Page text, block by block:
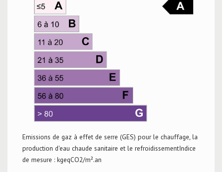
Emissions de gaz à effet de serre (GES) pour le chauffage, la
production d'eau chaude sanitaire et le refroidissementIndice
de mesure : kgeqCO2/m².an